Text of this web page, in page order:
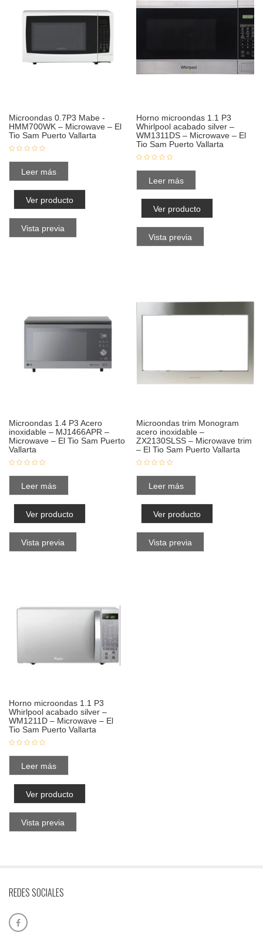
Microondas 0.7P3 Mabe -
HMM700WK – Microwave – El
Tio Sam Puerto Vallarta
Leer más
Ver producto
Vista previa
Horno microondas 1.1 P3
Whirlpool acabado silver –
WM1311DS – Microwave – El
Tio Sam Puerto Vallarta
Leer más
Ver producto
Vista previa
Microondas 1.4 P3 Acero
inoxidable – MJ1466APR –
Microwave – El Tio Sam Puerto
Vallarta
Leer más
Ver producto
Vista previa
Microondas trim Monogram
acero inoxidable –
ZX2130SLSS – Microwave trim
– El Tio Sam Puerto Vallarta
Leer más
Ver producto
Vista previa
Horno microondas 1.1 P3
Whirlpool acabado silver –
WM1211D – Microwave – El
Tio Sam Puerto Vallarta
Leer más
Ver producto
Vista previa
REDES SOCIALES